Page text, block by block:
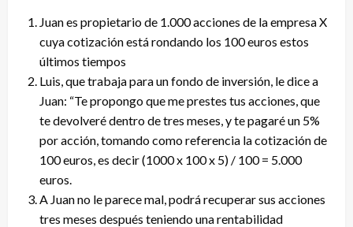
Juan es propietario de 1.000 acciones de la empresa X
cuya cotización está rondando los 100 euros estos
últimos tiempos
Luis, que trabaja para un fondo de inversión, le dice a
Juan: “Te propongo que me prestes tus acciones, que
te devolveré dentro de tres meses, y te pagaré un 5%
por acción, tomando como referencia la cotización de
100 euros, es decir (1000 x 100 x 5) / 100 = 5.000
euros.
A Juan no le parece mal, podrá recuperar sus acciones
tres meses después teniendo una rentabilidad